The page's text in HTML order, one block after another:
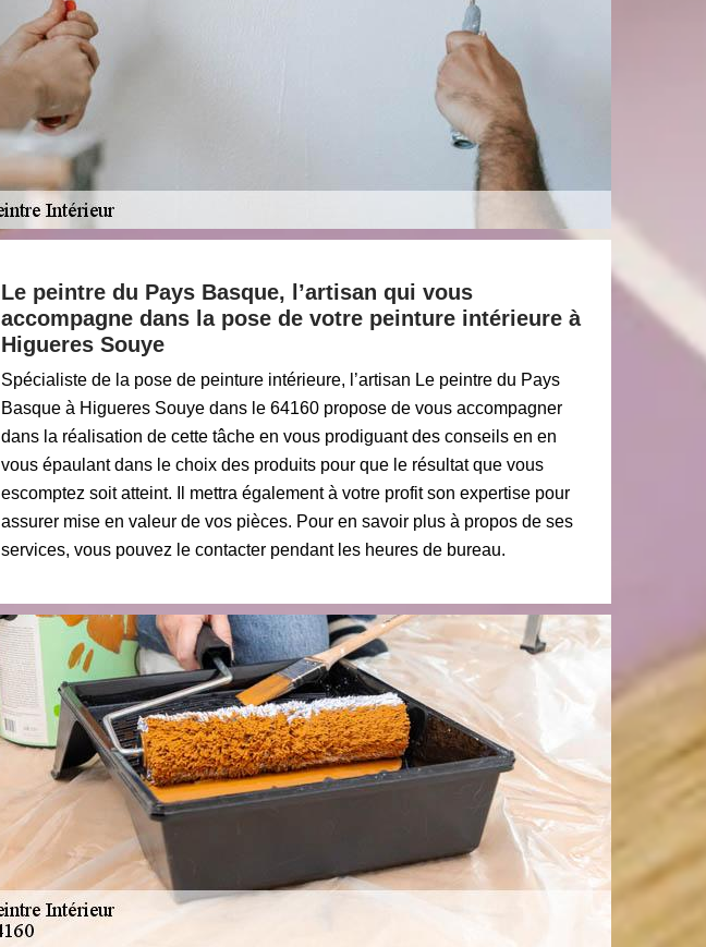
Le peintre du Pays Basque, l’artisan qui vous
accompagne dans la pose de votre peinture intérieure à
Higueres Souye
Spécialiste de la pose de peinture intérieure, l’artisan Le peintre du Pays
Basque à Higueres Souye dans le 64160 propose de vous accompagner
dans la réalisation de cette tâche en vous prodiguant des conseils en en
vous épaulant dans le choix des produits pour que le résultat que vous
escomptez soit atteint. Il mettra également à votre profit son expertise pour
assurer mise en valeur de vos pièces. Pour en savoir plus à propos de ses
services, vous pouvez le contacter pendant les heures de bureau.